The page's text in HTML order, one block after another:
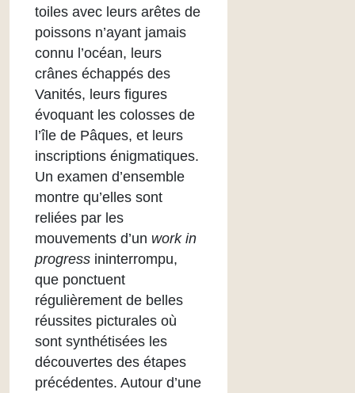
toiles avec leurs arêtes de
poissons n’ayant jamais
connu l’océan, leurs
crânes échappés des
Vanités, leurs figures
évoquant les colosses de
l’île de Pâques, et leurs
inscriptions énigmatiques.
Un examen d’ensemble
montre qu’elles sont
reliées par les
mouvements d’un work in
progress ininterrompu,
que ponctuent
régulièrement de belles
réussites picturales où
sont synthétisées les
découvertes des étapes
précédentes. Autour d’une